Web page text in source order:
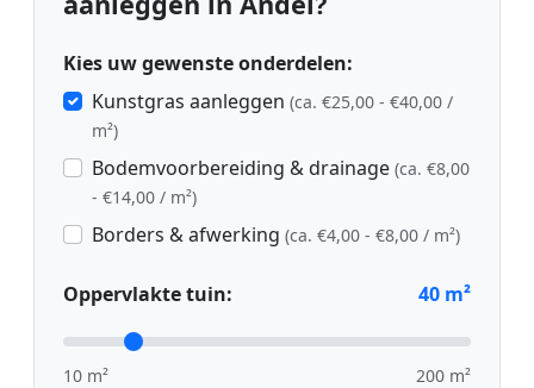
Kies uw gewenste onderdelen:
Kunstgras aanleggen (ca. €25,00 - €40,00 /
m²)
Bodemvoorbereiding & drainage (ca. €8,00
- €14,00 / m²)
Borders & afwerking (ca. €4,00 - €8,00 / m²)
Oppervlakte tuin: 40 m²
10 m² 200 m²